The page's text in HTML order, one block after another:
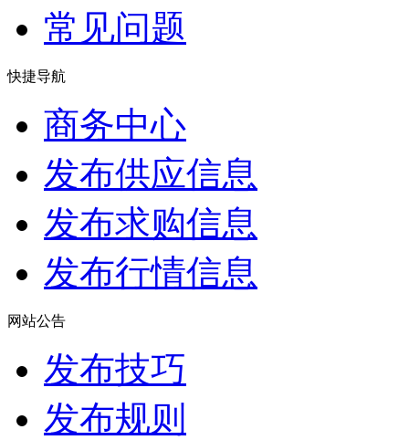
常见问题
快捷导航
商务中心
发布供应信息
发布求购信息
发布行情信息
网站公告
发布技巧
发布规则